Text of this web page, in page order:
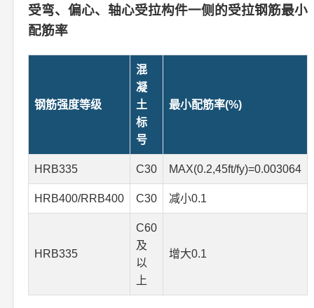
受弯、偏心、轴心受拉构件一侧的受拉钢筋最小
配筋率
钢筋强度等级
混
凝
土
标
号
最小配筋率(%)
HRB335 C30 MAX(0.2,45ft/fy)=0.003064
HRB400/RRB400 C30 减小0.1
HRB335
C60
及
以
上
增大0.1